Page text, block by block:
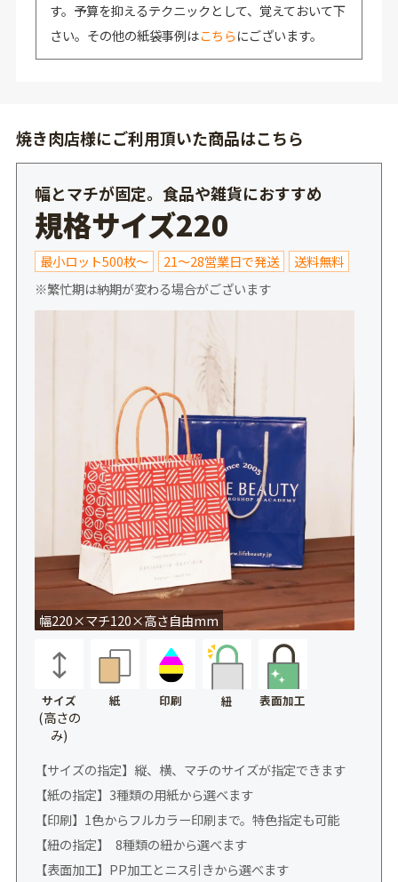
す。予算を抑えるテクニックとして、覚えておいて下
さい。その他の紙袋事例はこちらにございます。
焼き肉店様にご利用頂いた商品はこちら
幅とマチが固定。食品や雑貨におすすめ
規格サイズ220
最小ロット500枚～ 21～28営業日で発送
送料無料
※繁忙期は納期が変わる場合がございます
幅220×マチ120×高さ自由mm
サイズ
(高さの
み)
紙 印刷 紐 表面加工
【サイズの指定】縦、横、マチのサイズが指定できます
【紙の指定】3種類の用紙から選べます
【印刷】1色からフルカラー印刷まで。特色指定も可能
【紐の指定】 8種類の紐から選べます
【表面加工】PP加工とニス引きから選べます